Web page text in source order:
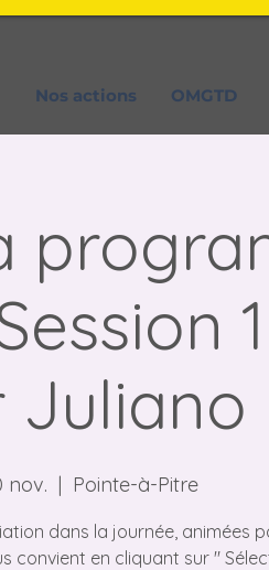
Nos actions OMGTD
Juliano
nov.
  |
Pointe-à-Pitre
dans la journée, animées
convient en cliquant sur "